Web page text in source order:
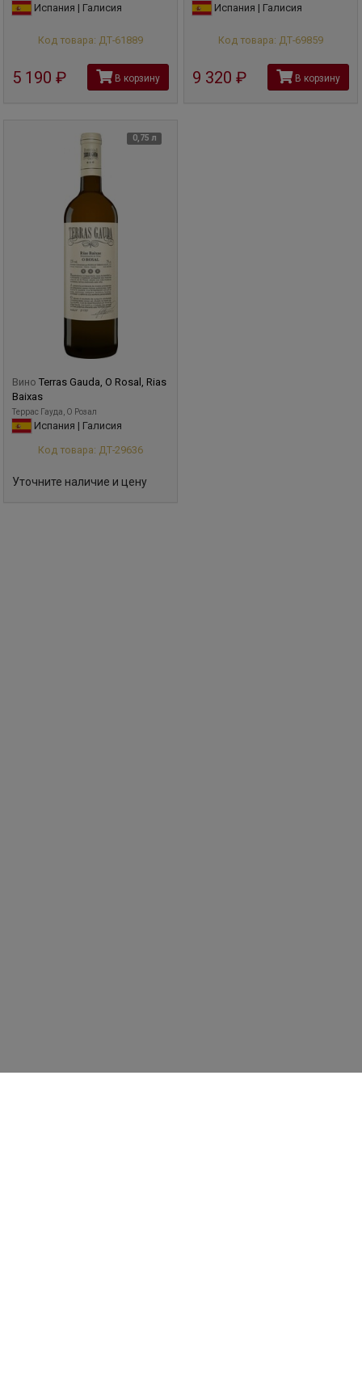
Испания | Галисия
Код товара: ДТ-61889
5 190 руб В корзину
Испания | Галисия
Код товара: ДТ-69859
9 320 руб В корзину
0,75 л
Вино Terras Gauda, O Rosal, Rias
Baixas
Террас Гауда, О Розал
Испания | Галисия
Код товара: ДТ-29636
Уточните наличие и цену